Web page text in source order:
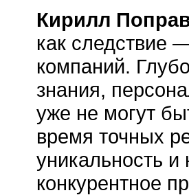
Кирилл
как следствие
компаний.
знания,
уже не могут
время точных
уникальность и
конкурентное